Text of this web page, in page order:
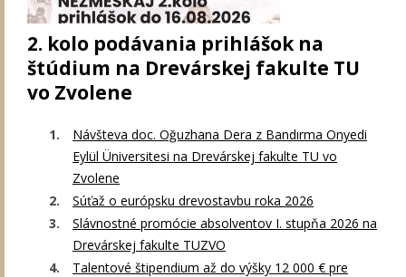
2. kolo podávania prihlášok na
štúdium na Drevárskej fakulte TU
vo Zvolene
Návšteva doc. Oğuzhana Dera z Bandırma Onyedi
Eylül Üniversitesi na Drevárskej fakulte TU vo
Zvolene
Súťaž o európsku drevostavbu roka 2026
Slávnostné promócie absolventov I. stupňa 2026 na
Drevárskej fakulte TUZVO
Talentové štipendium až do výšky 12 000 € pre